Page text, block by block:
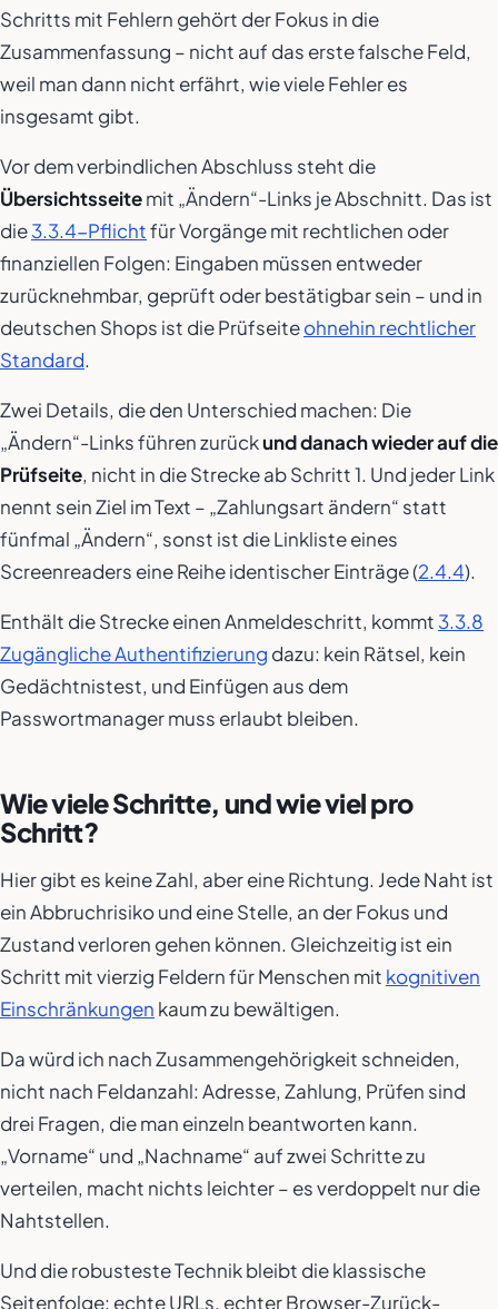
Schritts mit Fehlern gehört der Fokus in die
Zusammenfassung – nicht auf das erste falsche Feld,
weil man dann nicht erfährt, wie viele Fehler es
insgesamt gibt.
Vor dem verbindlichen Abschluss steht die
Übersichtsseitemit „Ändern“-Links je Abschnitt. Das ist
die3.3.4-Pflichtfür Vorgänge mit rechtlichen oder
finanziellen Folgen: Eingaben müssen entweder
zurücknehmbar, geprüft oder bestätigbar sein – und in
deutschen Shops ist die Prüfseiteohnehin rechtlicher
Standard.
Zwei Details, die den Unterschied machen: Die
„Ändern“-Links führen zurückund danach wieder auf die
Prüfseite, nicht in die Strecke ab Schritt 1. Und jeder Link
nennt sein Ziel im Text – „Zahlungsart ändern“ statt
fünfmal „Ändern“, sonst ist die Linkliste eines
Screenreaders eine Reihe identischer Einträge (2.4.4).
Enthält die Strecke einen Anmeldeschritt, kommt 3.3.8
Zugängliche Authentifizierung dazu: kein Rätsel, kein
Gedächtnistest, und Einfügen aus dem
Passwortmanager muss erlaubt bleiben.
Wie viele Schritte, und wie viel pro
Schritt?
Hier gibt es keine Zahl, aber eine Richtung. Jede Naht ist
ein Abbruchrisiko und eine Stelle, an der Fokus und
Zustand verloren gehen können. Gleichzeitig ist ein
Schritt mit vierzig Feldern für Menschen mit kognitiven
Einschränkungen kaum zu bewältigen.
Da würd ich nach Zusammengehörigkeit schneiden,
nicht nach Feldanzahl: Adresse, Zahlung, Prüfen sind
drei Fragen, die man einzeln beantworten kann.
„Vorname“ und „Nachname“ auf zwei Schritte zu
verteilen, macht nichts leichter – es verdoppelt nur die
Nahtstellen.
Und die robusteste Technik bleibt die klassische
Seitenfolge: echte URLs, echter Browser-Zurück-